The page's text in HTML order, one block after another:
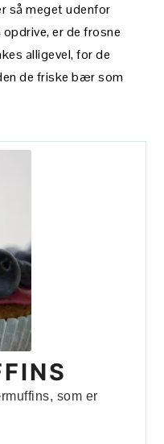
så meget udenfor
er de frosne
alligevel, for de
de friske bær som
som er